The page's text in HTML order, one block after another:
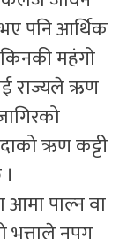
पनि आर्थिक
महंगो
राज्यले ऋण
ऋण कट्टी
आमा पाल्न वा